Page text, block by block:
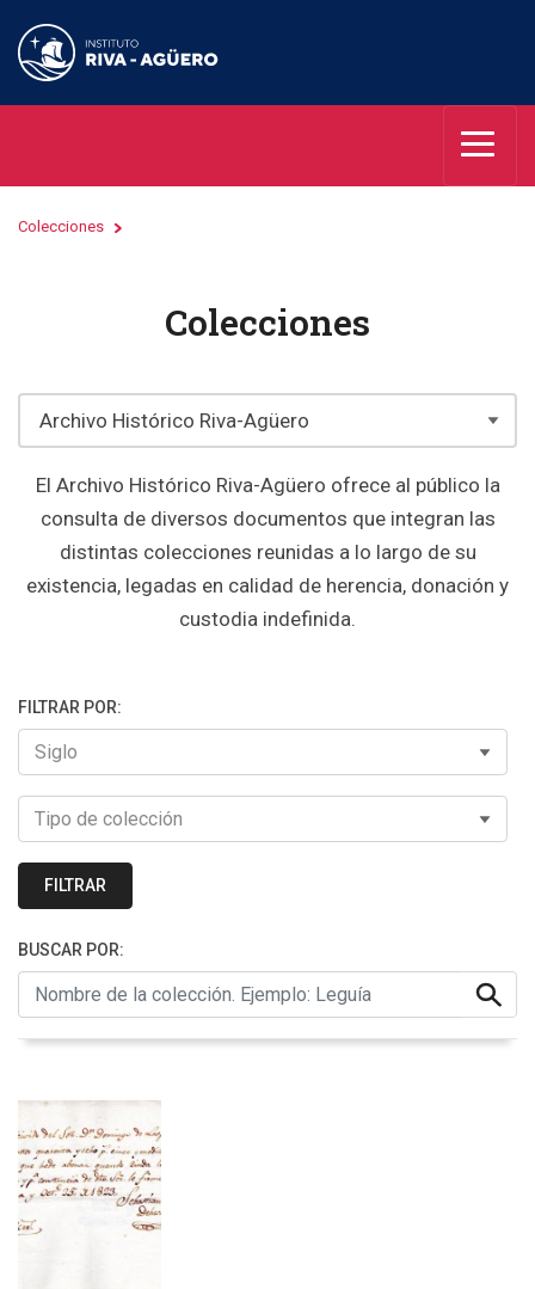
Colecciones
Colecciones
El Archivo Histórico Riva-Agüero ofrece al público la
consulta de diversos documentos que integran las
distintas colecciones reunidas a lo largo de su
existencia, legadas en calidad de herencia, donación y
custodia indefinida.
FILTRAR POR:
FILTRAR
BUSCAR POR: